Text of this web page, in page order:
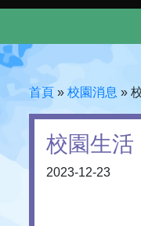
首頁 » 校園消息 »
校園生活
2023-12-23